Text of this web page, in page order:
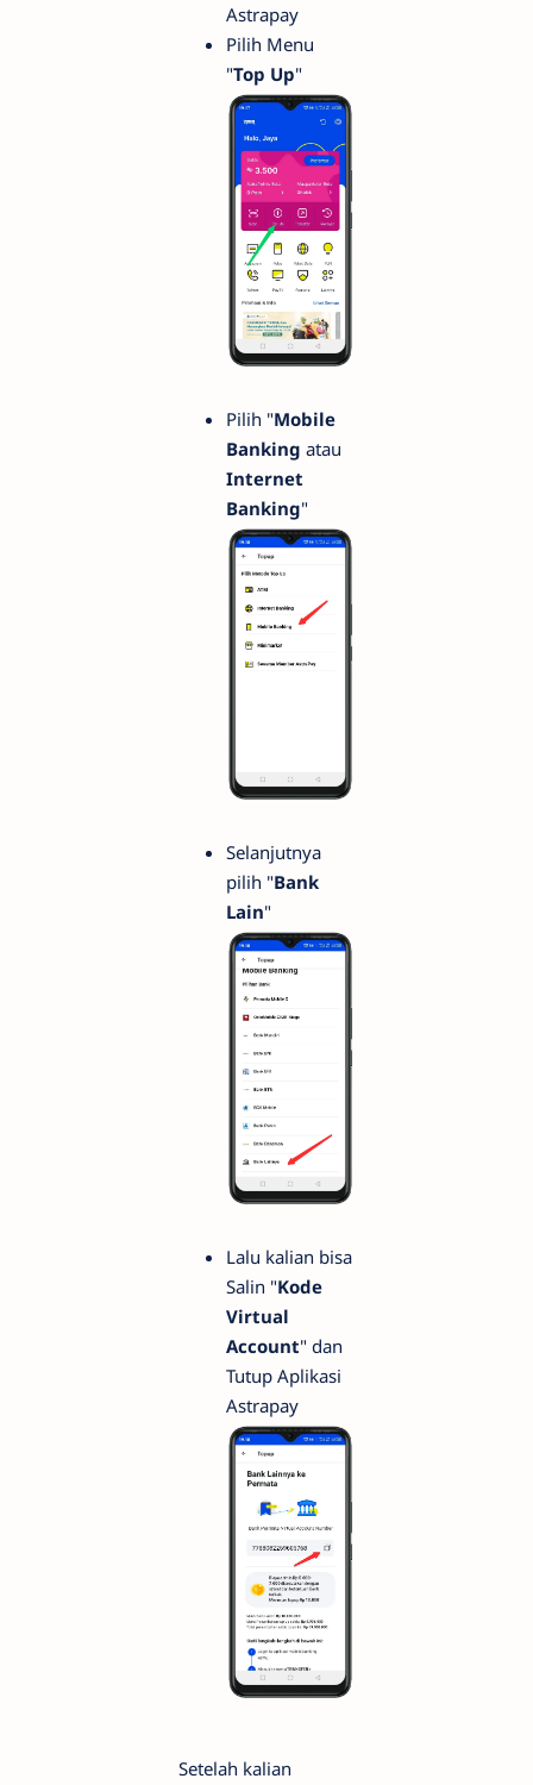
Astrapay
Pilih Menu
"Top Up"
Pilih "Mobile
Banking atau
Internet
Banking"
Selanjutnya
pilih "Bank
Lain"
Lalu kalian bisa
Salin "Kode
Virtual
Account" dan
Tutup Aplikasi
Astrapay
Setelah kalian